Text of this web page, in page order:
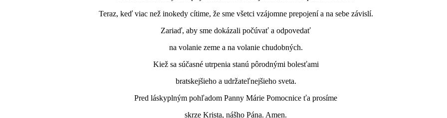
Teraz, keď viac než inokedy cítime, že sme všetci vzájomne prepojení a na sebe závislí.
Zariaď, aby sme dokázali počúvať a odpovedať
na volanie zeme a na volanie chudobných.
Kiež sa súčasné utrpenia stanú pôrodnými bolesťami
bratskejšieho a udržateľnejšieho sveta.
Pred láskyplným pohľadom Panny Márie Pomocnice ťa prosíme
skrze Krista, nášho Pána. Amen.